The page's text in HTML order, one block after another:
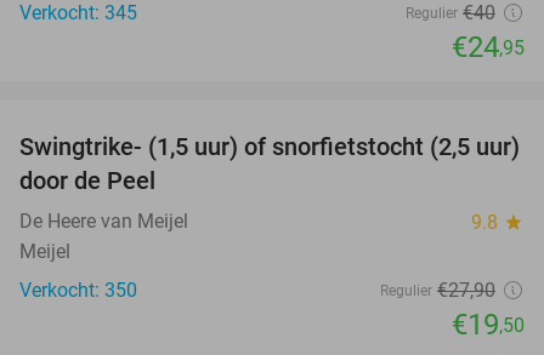
Verkocht: 345
Regulier €40
€24,95
30%
Swingtrike- (1,5 uur) of snorfietstocht (2,5 uur)
door de Peel
De Heere van Meijel 9.8 star
Meijel
Verkocht: 350
Regulier €27,90
€19,50